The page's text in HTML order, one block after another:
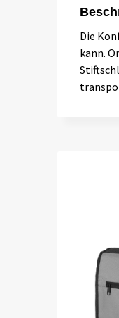
Die
kann.